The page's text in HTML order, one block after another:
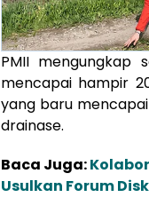
PMII mengungkap
mencapai hampir
yang baru
drainase.
Baca Juga:
Usulkan Forum